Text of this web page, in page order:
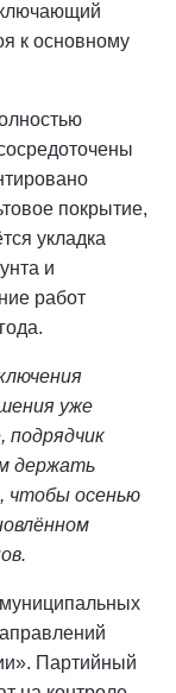
к основному
покрытие,
укладка
и
работ
уже
подрядчик
держать
чтобы осенью
Партийный